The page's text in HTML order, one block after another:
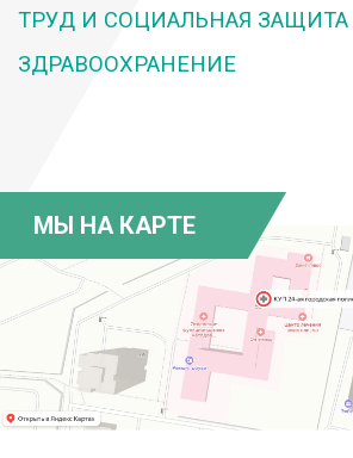
ТРУД И СОЦИАЛЬНАЯ ЗАЩИТА
ЗДРАВООХРАНЕНИЕ
МЫ НА КАРТЕ